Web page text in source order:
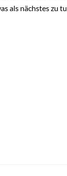
als nächstes zu